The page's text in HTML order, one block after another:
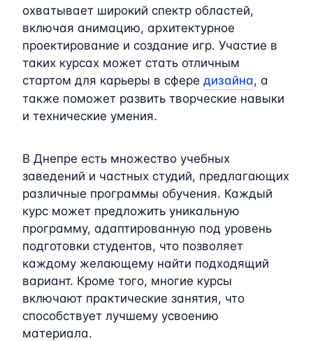
охватывает широкий спектр областей,
включая анимацию, архитектурное
проектирование и создание игр. Участие в
таких курсах может стать отличным
стартом для карьеры в сфере дизайна, а
также поможет развить творческие навыки
и технические умения.
В Днепре есть множество учебных
заведений и частных студий, предлагающих
различные программы обучения. Каждый
курс может предложить уникальную
программу, адаптированную под уровень
подготовки студентов, что позволяет
каждому желающему найти подходящий
вариант. Кроме того, многие курсы
включают практические занятия, что
способствует лучшему усвоению
материала.